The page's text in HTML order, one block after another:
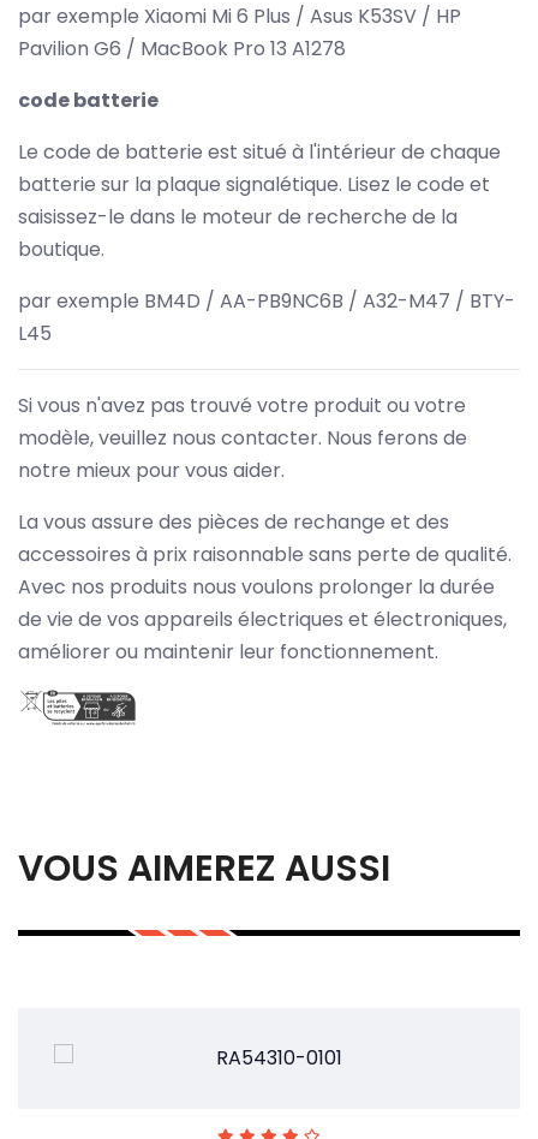
par exemple Xiaomi Mi 6 Plus / Asus K53SV / HP
Pavilion G6 / MacBook Pro 13 A1278
code batterie
Le code de batterie est situé à l'intérieur de chaque
batterie sur la plaque signalétique. Lisez le code et
saisissez-le dans le moteur de recherche de la
boutique.
par exemple BM4D / AA-PB9NC6B / A32-M47 / BTY-
L45
Si vous n'avez pas trouvé votre produit ou votre
modèle, veuillez nous contacter. Nous ferons de
notre mieux pour vous aider.
La vous assure des pièces de rechange et des
accessoires à prix raisonnable sans perte de qualité.
Avec nos produits nous voulons prolonger la durée
de vie de vos appareils électriques et électroniques,
améliorer ou maintenir leur fonctionnement.
VOUS AIMEREZ AUSSI